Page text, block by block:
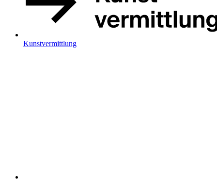
Kunstvermittlung